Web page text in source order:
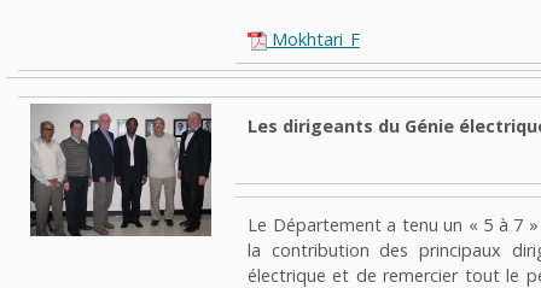
Mokhtari_F
Les dirigeants du Génie
Le Département a tenu un « 5 à 7
la contribution des principaux
électrique et de remercier tout le